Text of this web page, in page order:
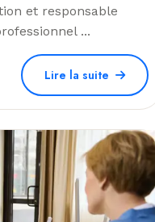
et responsable
...
Lire la suite